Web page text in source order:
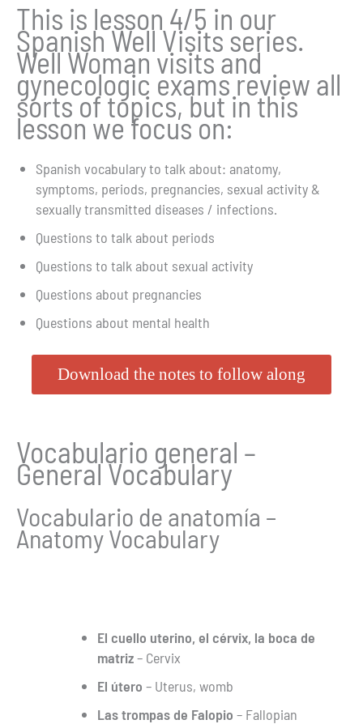
This is lesson 4/5 in our
Spanish Well Visits series.
Well Woman visits and
gynecologic exams review all
sorts of topics, but in this
lesson we focus on:
Spanish vocabulary to talk about: anatomy,
symptoms, periods, pregnancies, sexual activity &
sexually transmitted diseases / infections.
Questions to talk about periods
Questions to talk about sexual activity
Questions about pregnancies
Questions about mental health
Download the notes to follow along
Vocabulario general –
General Vocabulary
Vocabulario de anatomía –
Anatomy Vocabulary
El cuello uterino, el cérvix, la boca de
matriz– Cervix
El útero – Uterus, womb
Las trompas de Falopio – Fallopian